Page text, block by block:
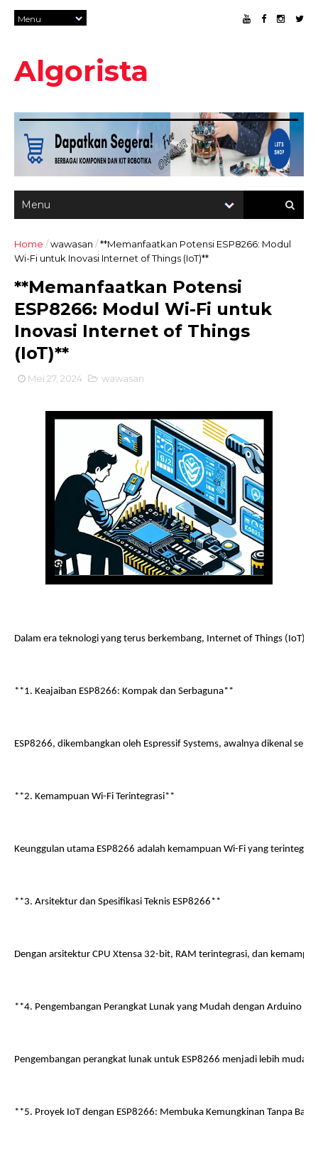
Algorista
Home /wawasan /**Memanfaatkan Potensi ESP8266: Modul
Wi-Fi untuk Inovasi Internet of Things (IoT)**
**Memanfaatkan Potensi
ESP8266: Modul Wi-Fi untuk
Inovasi Internet of Things
(IoT)**
Mei 27, 2024 wawasan
Dalam era teknologi yang terus berkembang, Internet of Things (IoT)
**1. Keajaiban ESP8266: Kompak dan Serbaguna**
ESP8266, dikembangkan oleh Espressif Systems, awalnya dikenal
**2. Kemampuan Wi-Fi Terintegrasi**
Keunggulan utama ESP8266 adalah kemampuan Wi-Fi yang
**3. Arsitektur dan Spesifikasi Teknis ESP8266**
Dengan arsitektur CPU Xtensa 32-bit, RAM terintegrasi, dan
**4. Pengembangan Perangkat Lunak yang Mudah dengan Arduino
Pengembangan perangkat lunak untuk ESP8266 menjadi lebih
**5. Proyek IoT dengan ESP8266: Membuka Kemungkinan Tanpa